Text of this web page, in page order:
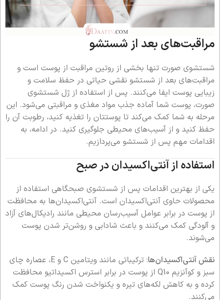
مراقبت‌های بعد از شستشو
شستشوی صورت تنها بخشی از روتین مراقبت از پوست است و
مراقبت‌های بعد از شستشو نقشی حیاتی در حفظ سلامت و
زیبایی پوست ایفا می‌کنند. پس از استفاده از ژل شستشوی
صورت، پوست شما آماده جذب مواد مغذی و مراقبتی می‌شود. این
مرحله به شما کمک می‌کند تا پوستتان را تغذیه کنید، رطوبت آن را
حفظ کنید و از آسیب‌های محیطی جلوگیری کنید. در ادامه، به
اقدامات مهم پس از شستشو می‌پردازیم.
استفاده از آنتی‌اکسیدان در صبح
یکی از بهترین اقدامات پس از شستشوی صبحگاهی استفاده از
محصولات حاوی آنتی‌اکسیدان است. آنتی‌اکسیدان‌ها به محافظت
از پوست در برابر عوامل آسیب‌رسان محیطی مانند رادیکال‌های آزاد
و آلودگی کمک می‌کنند و باعث شادابی و روشن‌تر شدن پوست
می‌شوند.
نقش آنتی‌اکسیدان‌ها
: ترکیباتی مانند ویتامین C و E، عصاره چای
سبز و کوآنزیم Q10 از پوست در برابر استرس اکسیداتیو محافظت
کرده و به کاهش لکه‌های تیره و یکنواخت شدن رنگ پوست کمک
می‌کنند.